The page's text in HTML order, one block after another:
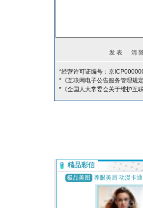
*经营许可证编号：京
*《互联网电子公告服务管理规定
*《全国人大常委会关于维护互